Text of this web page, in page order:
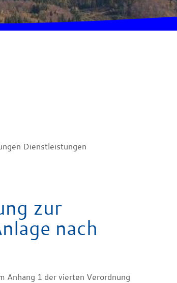
Dienstleistungen
zur
nach
Anhang 1 der vierten Verordnung